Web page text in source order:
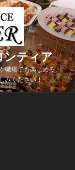
ンティア
職場でも楽しめる
みください！